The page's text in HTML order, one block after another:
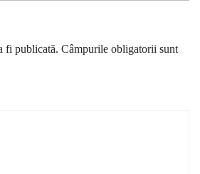
fi publicată. Câmpurile obligatorii sunt